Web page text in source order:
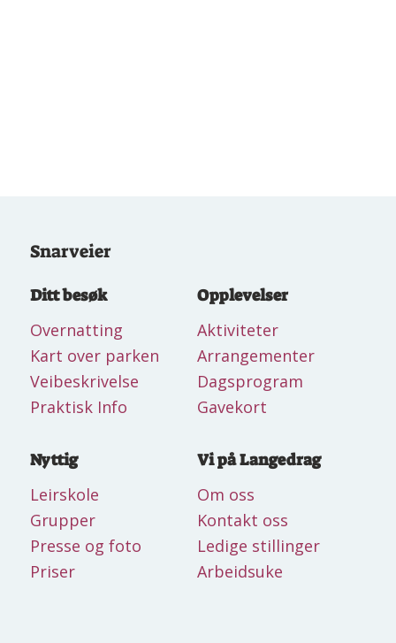
Snarveier
Ditt besøk
Overnatting
Kart over parken
Veibeskrivelse
Praktisk Info
Opplevelser
Aktiviteter
Arrangementer
Dagsprogram
Gavekort
Nyttig
Leirskole
Grupper
Presse og foto
Priser
Vi på Langedrag
Om oss
Kontakt oss
Ledige stillinger
Arbeidsuke